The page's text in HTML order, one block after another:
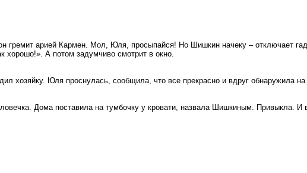
гремит арией Кармен. Мол, Юля, просыпайся! Но Шишкин начеку – отключает
хорошо!». А потом задумчиво смотрит в окно.
хозяйку. Юля проснулась, сообщила, что все прекрасно и вдруг обнаружила на
Дома поставила на тумбочку у кровати, назвала Шишкиным. Привыкла. И